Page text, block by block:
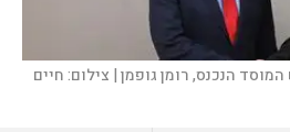
הנכנס, רומן גופמן | צילום:חיים